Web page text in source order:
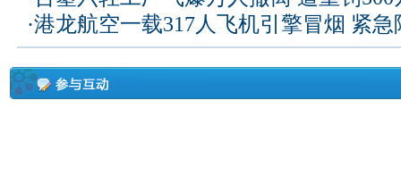
·港龙航空一载317人飞机引擎冒烟 紧